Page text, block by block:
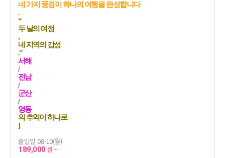
네 가지 풍경이 하나의 여행을 완성합니다
.
“
두 날의 여정
,
네 지역의 감성
.”
서해
/
전남
/
군산
/
영동
의 추억이 하나로
]
출발일 08-10(월)
189,000원 ~